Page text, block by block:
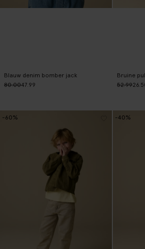
Blauw denim bomber jack
80.0047.99
Bruine
52.99
-60% -40%